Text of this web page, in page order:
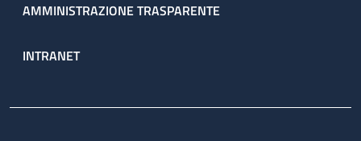
AMMINISTRAZIONE TRASPARENTE
INTRANET